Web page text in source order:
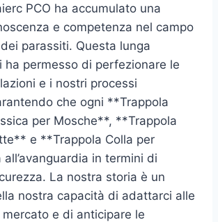
PCO ha accumulato una
e competenza nel campo
parassiti. Questa lunga
ha permesso di perfezionare le
e i nostri processi
che ogni **Trappola
per Mosche**, **Trappola
e **Trappola Colla per
in termini di
La nostra storia è un
nostra capacità di adattarci alle
e di anticipare le